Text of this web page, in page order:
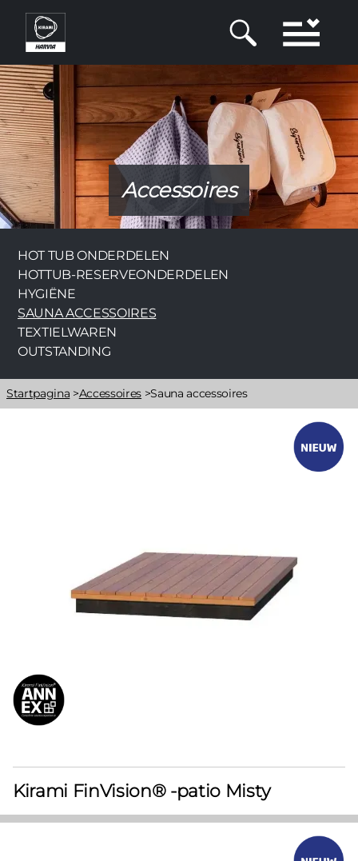
Overslaan
naar
de
inhoud
gaan
Accessoires
HOT TUB ONDERDELEN
HOTTUB-RESERVEONDERDELEN
HYGIËNE
SAUNA ACCESSOIRES
TEXTIELWAREN
OUTSTANDING
Kruimelpad
Startpagina >Accessoires >Sauna accessoires
Kirami FinVision® -patio Misty